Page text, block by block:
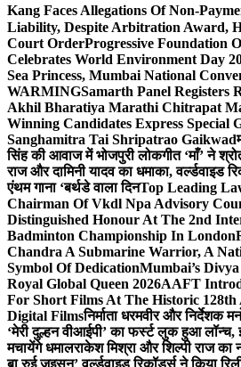
Kang Faces Allegations Of Non-
Liability, Despite Arbitration Award,
Court OrderProgressive Foundation
Celebrates World Environment Day
Sea Princess, Mumbai National
WARMINGSamarth Panel Registers
Akhil Bharatiya Marathi Chitrapat
Winning Candidates Express Special
Sanghamitra Tai Shripatrao Gaikwad
सिंह की आवाज में भोजपुरी लोकगीत ‘माँ’ ने
राज और दामिनी यादव का धमाका, वर्ल्डवाइड
एंथम गाना ‘बर्थडे वाला दिनTop Leading
Chairman Of Vkdl Npa Advisory
Distinguished Honour At The 2nd
Badminton Championship In London
Chandra A Submarine Warrior, A
Symbol Of DedicationMumbai’s
Royal Global Queen 2026AAFT
For Short Films At The Historic
Digital Filmsनिर्माता धरमवीर और निर्देशक
‘मेरी दुल्हन वीआईपी’ का फर्स्ट लुक हुआ
मचायेंगे धमालराकेश मिश्रा और शिल्पी राज का
बा रुई जइसन’ वर्ल्डवाइड रिकॉर्ड्स ने किया